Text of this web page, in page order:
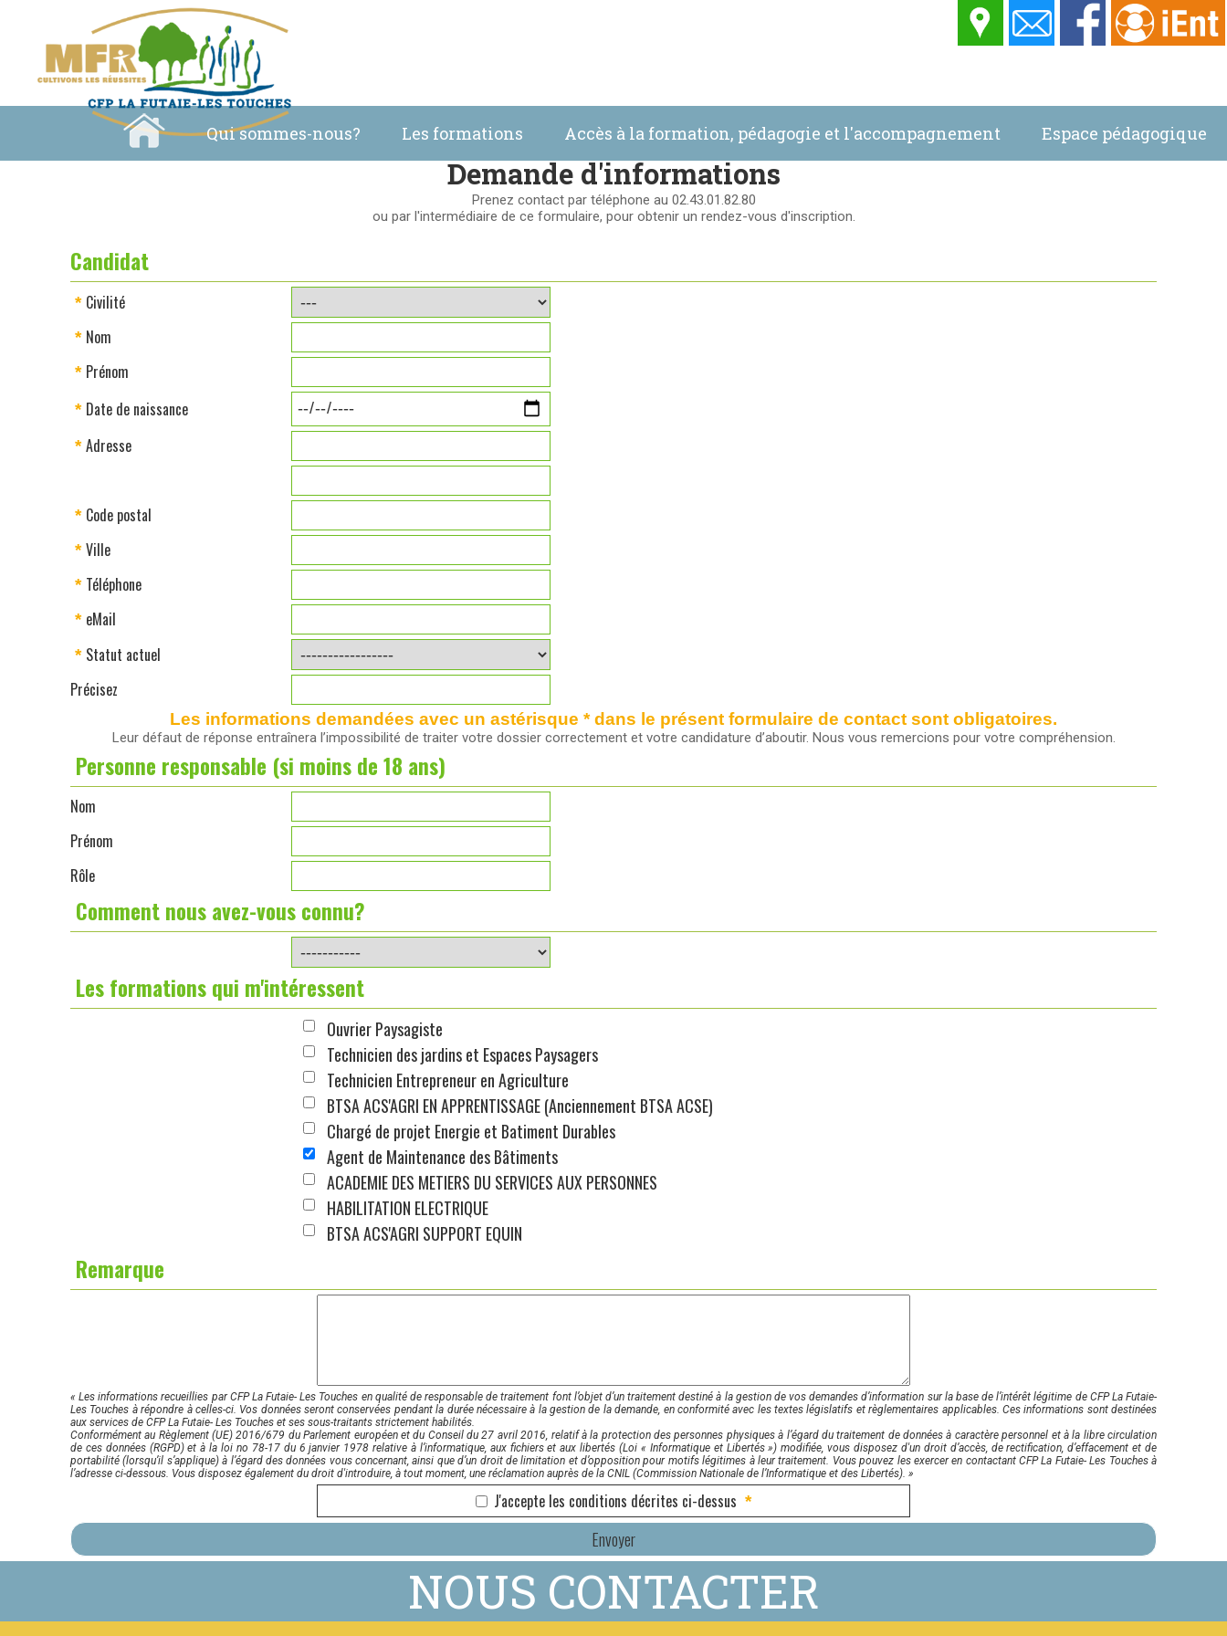
Qui sommes-nous? Les formations Accès à la formation, pédagogie et l'accompagnement Espace pédagogique
Demande d'informations
Prenez contact par téléphone au 02.43.01.82.80
ou par l'intermédiaire de ce formulaire, pour obtenir un rendez-vous d'inscription.
Candidat
* Civilité
* Nom
* Prénom
* Date de naissance
* Adresse
* Code postal
* Ville
* Téléphone
* eMail
* Statut actuel
Précisez
Les informations demandées avec un astérisque * dans le présent formulaire de contact sont obligatoires.
Leur défaut de réponse entraînera l’impossibilité de traiter votre dossier correctement et votre candidature d’aboutir. Nous vous remercions pour votre compréhension.
Personne responsable (si moins de 18 ans)
Nom
Prénom
Rôle
Comment nous avez-vous connu?
Les formations qui m'intéressent
Ouvrier Paysagiste
Technicien des jardins et Espaces Paysagers
Technicien Entrepreneur en Agriculture
BTSA ACS'AGRI EN APPRENTISSAGE (Anciennement BTSA ACSE)
Chargé de projet Energie et Batiment Durables
Agent de Maintenance des Bâtiments
ACADEMIE DES METIERS DU SERVICES AUX PERSONNES
HABILITATION ELECTRIQUE
BTSA ACS'AGRI SUPPORT EQUIN
Remarque
« Les informations recueillies par CFP La Futaie- Les Touches en qualité de responsable de traitement font l’objet d’un traitement destiné à la gestion de vos demandes d’information sur la base de l’intérêt légitime de CFP La Futaie-
Les Touches à répondre à celles-ci. Vos données seront conservées pendant la durée nécessaire à la gestion de la demande, en conformité avec les textes législatifs et règlementaires applicables. Ces informations sont destinées
aux services de CFP La Futaie- Les Touches et ses sous-traitants strictement habilités.
Conformément au Règlement (UE) 2016/679 du Parlement européen et du Conseil du 27 avril 2016, relatif à la protection des personnes physiques à l’égard du traitement de données à caractère personnel et à la libre circulation
de ces données (RGPD) et à la loi no 78-17 du 6 janvier 1978 relative à l’informatique, aux fichiers et aux libertés (Loi « Informatique et Libertés ») modifiée, vous disposez d'un droit d’accès, de rectification, d’effacement et de
portabilité (lorsqu’il s’applique) à l’égard des données vous concernant, ainsi que d’un droit de limitation et d’opposition pour motifs légitimes à leur traitement. Vous pouvez les exercer en contactant CFP La Futaie- Les Touches à
l’adresse ci-dessous. Vous disposez également du droit d'introduire, à tout moment, une réclamation auprès de la CNIL (Commission Nationale de l’Informatique et des Libertés). »
J'accepte les conditions décrites ci-dessus *
Envoyer